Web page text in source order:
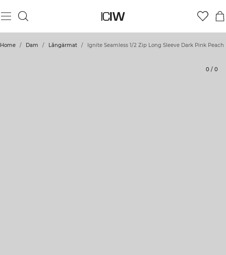
Home / Dam / Långärmat / Ignite Seamless 1/2 Zip Long Sleeve Dark Pink Peach
0 / 0